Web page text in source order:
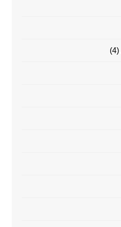
(4)